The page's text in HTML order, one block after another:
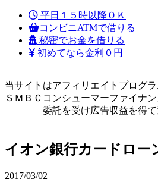
平日１５時以降ＯＫ
コンビニATMで借りる
秘密でお金を借りる
初めてなら金利０円
当サイトはアフィリエイトプログ
ＳＭＢＣコンシューマーファイナ
委託を受け広告収益を得
イオン銀行カードロー
2017/03/02